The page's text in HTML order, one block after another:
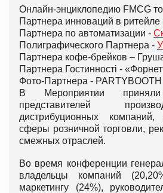
Онлайн-энциклопедию FMCG
Партнера инноваций в ритейле
Партнера по автоматизации -
Полиграфического Партнера -
Партнера кофе-брейков –
Партнера Гостинності -
Фото-Партнера - PARTYBOOTH
В Мероприятии
представителей
дистрибуционных
сферы розничной торговли,
смежных отраслей.
Во время конференции
владельцы компаний
маркетингу (24%),